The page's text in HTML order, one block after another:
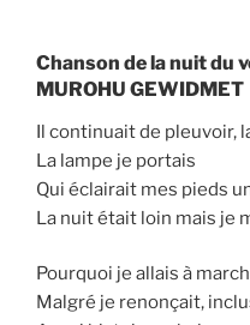
Chanson de la nuit du
MUROHU GEWIDMET
Il continuait de pleuvoir,
La lampe je portais
Qui éclairait mes pieds
La nuit était loin mais je
Pourquoi je allais à
Malgré je renonçait,